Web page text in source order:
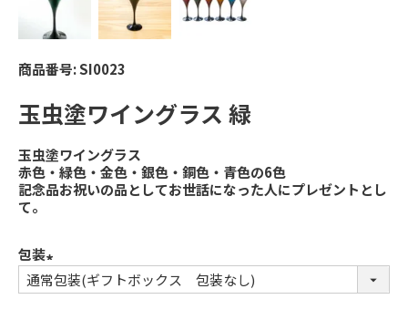
商品番号 SI0023
玉虫塗ワイングラス
赤色・緑色・金色・銀色・銅色・青色の6色
記念品お祝いの品としてお世話になった人にプレゼントとし
て。
玉虫塗ワイングラス 緑
包装
(必